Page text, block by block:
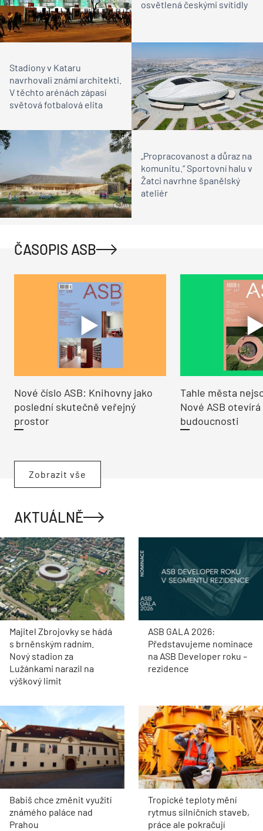
osvětlená českými svítidly
Stadiony v Kataru
navrhovali známí architekti.
V těchto arénách zápasí
světová fotbalová elita
„Propracovanost a důraz na
komunitu.“ Sportovní halu v
Žatci navrhne španělský
ateliér
ČASOPIS ASB
Nové číslo ASB: Knihovny jako
poslední skutečně veřejný
prostor
Tahle města
Nové ASB
budoucnosti
Zobrazit vše
AKTUÁLNĚ
Majitel Zbrojovky se hádá
s brněnským radním.
Nový stadion za
Lužánkami narazil na
výškový limit
ASB GALA 2026:
Představujeme nominace
na ASB Developer roku –
rezidence
Babiš chce změnit využití
známého paláce nad
Prahou
Tropické teploty mění
rytmus silničních staveb,
práce ale pokračují